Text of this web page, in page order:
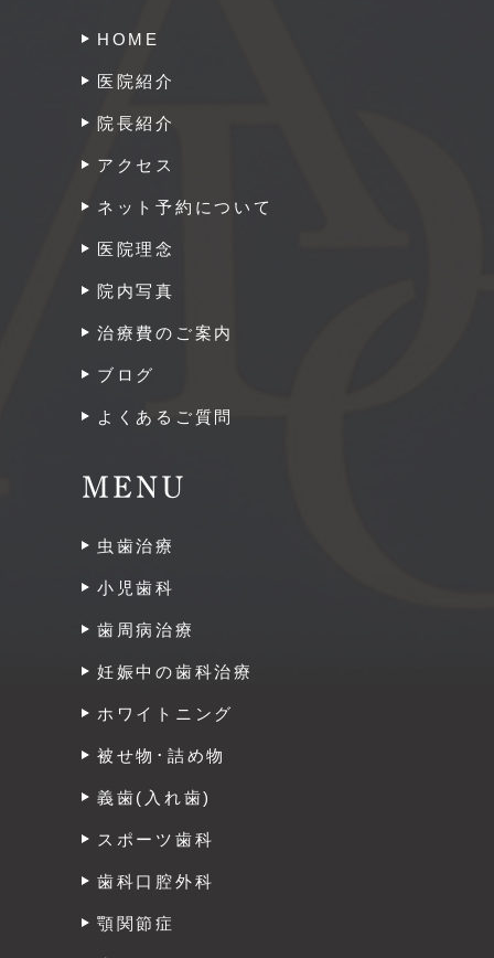
HOME
医院紹介
院長紹介
アクセス
ネット予約について
医院理念
院内写真
治療費のご案内
ブログ
よくあるご質問
MENU
虫歯治療
小児歯科
歯周病治療
妊娠中の歯科治療
ホワイトニング
被せ物･詰め物
義歯(入れ歯)
スポーツ歯科
歯科口腔外科
顎関節症